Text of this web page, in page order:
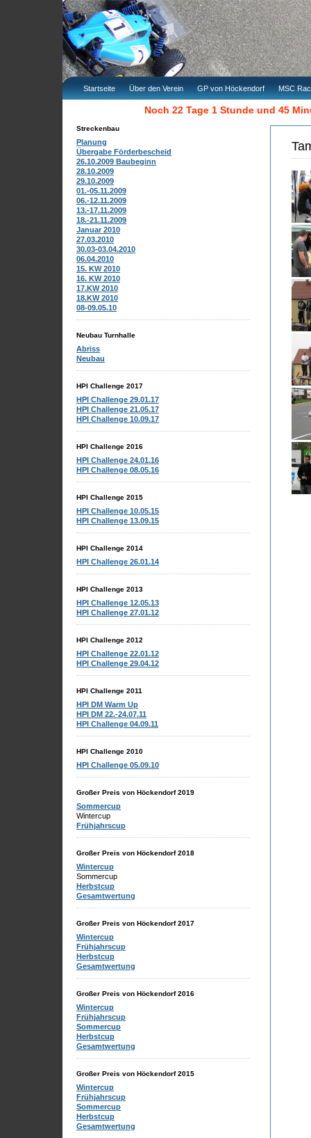
Noch 22 Tage 1 Stunde und 45
Startseite Über den Verein GP von Höckendorf MSC
Streckenbau
Planung
Übergabe Förderbescheid
26.10.2009 Baubeginn
28.10.2009
29.10.2009
01.-05.11.2009
06.-12.11.2009
13.-17.11.2009
18.-21.11.2009
Januar 2010
27.03.2010
30.03-03.04.2010
06.04.2010
15. KW 2010
16. KW 2010
17.KW 2010
18.KW 2010
08-09.05.10
Neubau Turnhalle
Abriss
Neubau
HPI Challenge 2017
HPI Challenge 29.01.17
HPI Challenge 21.05.17
HPI Challenge 10.09.17
HPI Challenge 2016
HPI Challenge 24.01.16
HPI Challenge 08.05.16
HPI Challenge 2015
HPI Challenge 10.05.15
HPI Challenge 13.09.15
HPI Challenge 2014
HPI Challenge 26.01.14
HPI Challenge 2013
HPI Challenge 12.05.13
HPI Challenge 27.01.12
HPI Challenge 2012
HPI Challenge 22.01.12
HPI Challenge 29.04.12
HPI Challenge 2011
HPI DM Warm Up
HPI DM 22.-24.07.11
HPI Challenge 04.09.11
HPI Challenge 2010
HPI Challenge 05.09.10
Großer Preis von Höckendorf 2019
Sommercup
Wintercup
Frühjahrscup
Großer Preis von Höckendorf 2018
Wintercup
Sommercup
Herbstcup
Gesamtwertung
Großer Preis von Höckendorf 2017
Wintercup
Frühjahrscup
Herbstcup
Gesamtwertung
Großer Preis von Höckendorf 2016
Wintercup
Frühjahrscup
Sommercup
Herbstcup
Gesamtwertung
Großer Preis von Höckendorf 2015
Wintercup
Frühjahrscup
Sommercup
Herbstcup
Gesamtwertung